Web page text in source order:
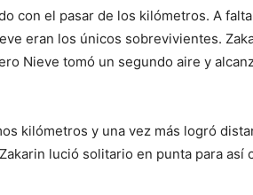
con el pasar de los kilómetros. A
eran los únicos sobrevivientes.
Nieve tomó un segundo aire y
kilómetros y una vez más logró
lució solitario en punta para así